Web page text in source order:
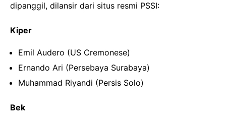
dipanggil, dilansir dari situs resmi PSSI:
Kiper
Emil Audero (US Cremonese)
Ernando Ari (Persebaya Surabaya)
Muhammad Riyandi (Persis Solo)
Bek